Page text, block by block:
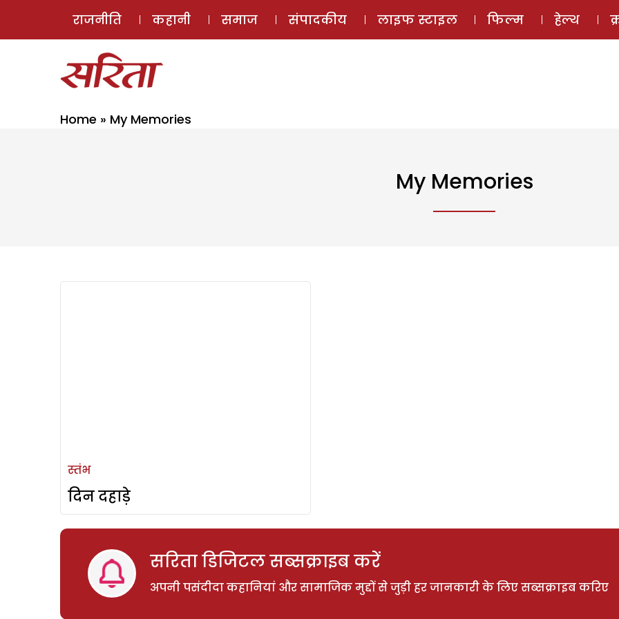
ई-मैगज़ीन
राजनीति कहानी समाज संपादकीय लाइफ स्टाइल फिल्म हेल्थ
Home » My Memories
My Memories
स्तंभ
दिन दहाड़े
सरिता डिजिटल सब्सक्राइब करें
अपनी पसंदीदा कहानियां और सामाजिक मुद्दों से जुड़ी हर जानकारी के लिए सब्सक्राइब करिए